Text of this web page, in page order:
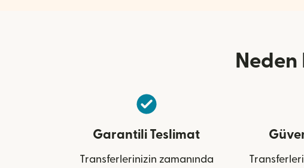
Garantili Teslimat
Transferlerinizin zamanında